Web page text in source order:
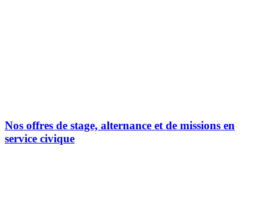
Nos offres de stage, alternance et de missions en
service civique